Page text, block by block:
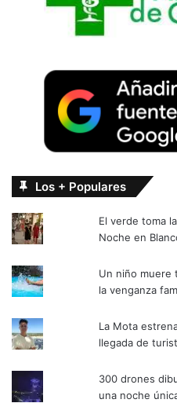
Los + Populares
El verde toma
Noche en
Un niño muere
la venganza
La Mota
llegada de
300 drones
una noche